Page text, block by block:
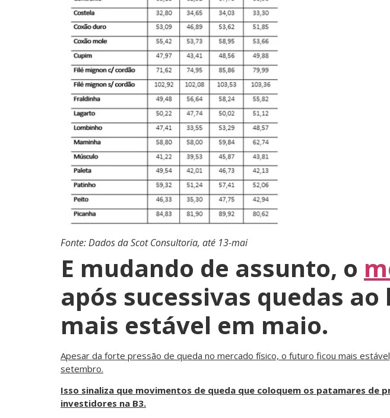
Fonte: Dados da Scot Consultoria, até 13-mai
E mudando de assunto, o
após sucessivas quedas
mais estável em maio.
Apesar da forte pressão de queda no mercado físico, o futuro ficou mais
setembro.
Isso sinaliza que movimentos de queda que coloquem os patamares
investidores na B3.